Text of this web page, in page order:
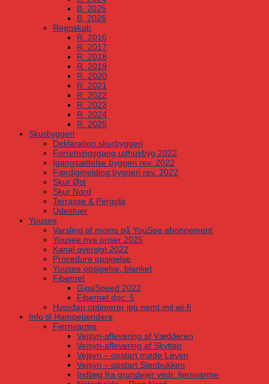
B. 2025
B. 2026
Regnskab
R. 2016
R. 2017
R. 2018
R. 2019
R. 2020
R. 2021
R. 2022
R. 2023
R. 2024
R. 2025
Skurbyggeri
Deklaration skurbyggeri
Forretningsgang udhusbyg 2022
Igangsættelse byggeri rev. 2022
Færdigmelding byggeri rev. 2022
Skur Øst
Skur Nord
Terrasse & Pergola
Udestuer
Yousee
Varsling af moms på YouSee abonnement
Yousee nye priser 2025
Kanal oversigt 2022
Procedure opsigelse
Yousee opsigelse, blanket
Fibernet
GigaSpeed 2022
Fibernet doc. 5
Hvordan optimerer jeg nemt mit wi-fi
Info til Hampelændere
Fjernvarme
Vejsyn-aflevering af Vædderen
Vejsyn-aflevering af Skytten
Vejsyn – opstart møde Løven
Vejsyn – opstart Stenbukken
Indlæg fra grundejer vedr. fjernvarme